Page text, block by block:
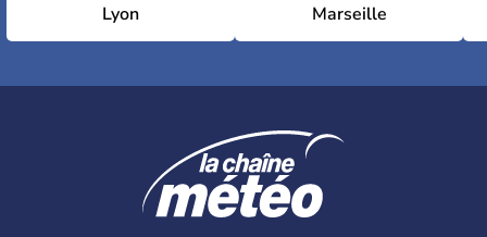
Lyon Marseille